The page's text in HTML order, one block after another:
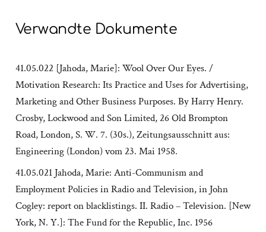
Verwandte Dokumente
41.05.022 [Jahoda, Marie]: Wool Over Our Eyes. /
Motivation Research: Its Practice and Uses for Advertising,
Marketing and Other Business Purposes. By Harry Henry.
Crosby, Lockwood and Son Limited, 26 Old Brompton
Road, London, S. W. 7. (30s.), Zeitungsausschnitt aus:
Engineering (London) vom 23. Mai 1958.
41.05.021 Jahoda, Marie: Anti-Communism and
Employment Policies in Radio and Television, in John
Cogley: report on blacklistings. II. Radio – Television. [New
York, N. Y.]: The Fund for the Republic, Inc. 1956